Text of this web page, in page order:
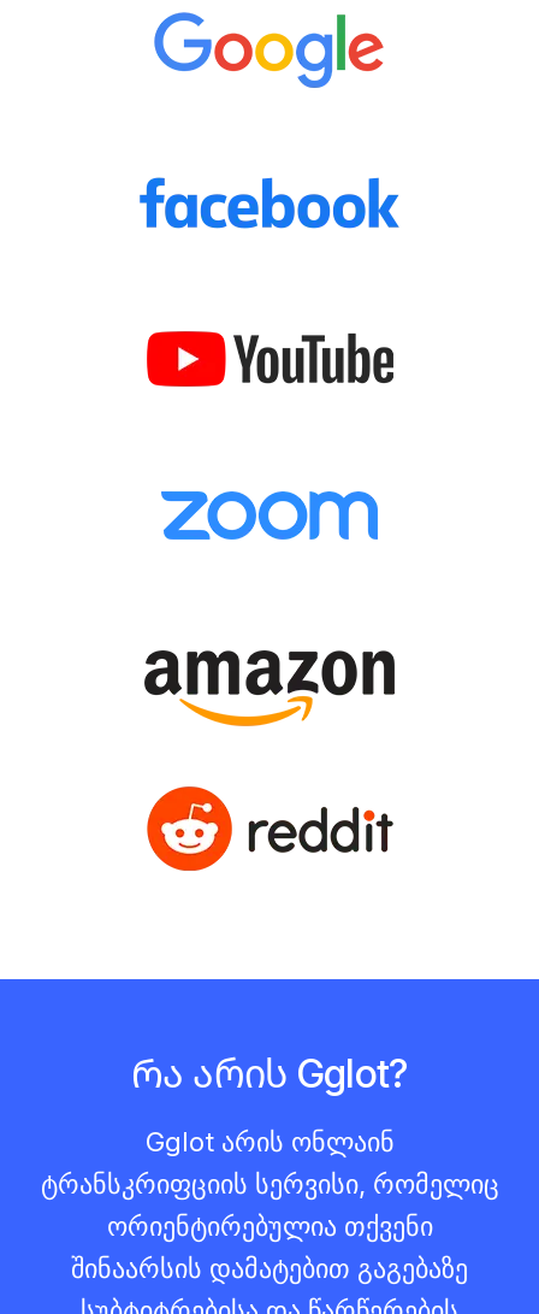
Რა არის Gglot?
Gglot არის ონლაინ
ტრანსკრიფციის სერვისი, რომელიც
ორიენტირებულია თქვენი
შინაარსის დამატებით გაგებაზე